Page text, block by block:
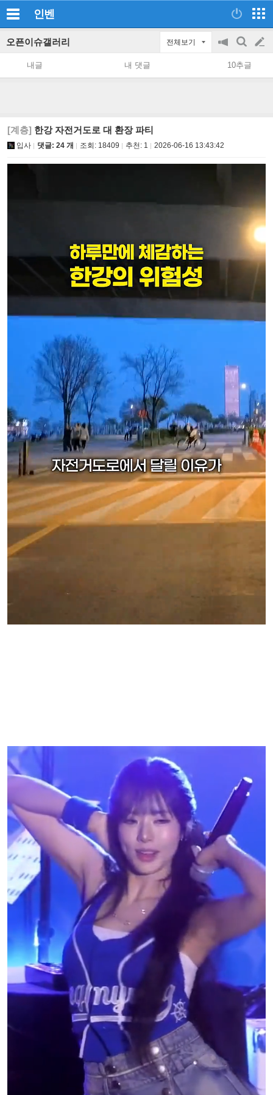
인벤
오픈이슈갤러리 전체보기
공
지
on/off
검
색
글
쓰
내글 내 댓글 10추글
[계층] 한강 자전거도로 대 환장 파티
입사 댓글: 24 개 조회: 18409 추천: 1 2026-06-16 13:43:42